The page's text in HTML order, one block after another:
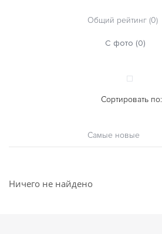
Общий рейтинг (0)
С фото (0)
Сортировать по:
Самые новые
Ничего не найдено